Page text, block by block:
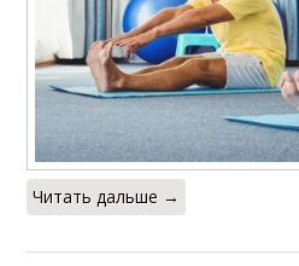
Читать дальше →